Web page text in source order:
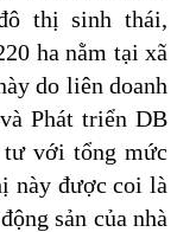
thị sinh thái,
ha nằm tại xã
do liên doanh
Phát triển DB
tư với tổng mức
này được coi là
sản của nhà